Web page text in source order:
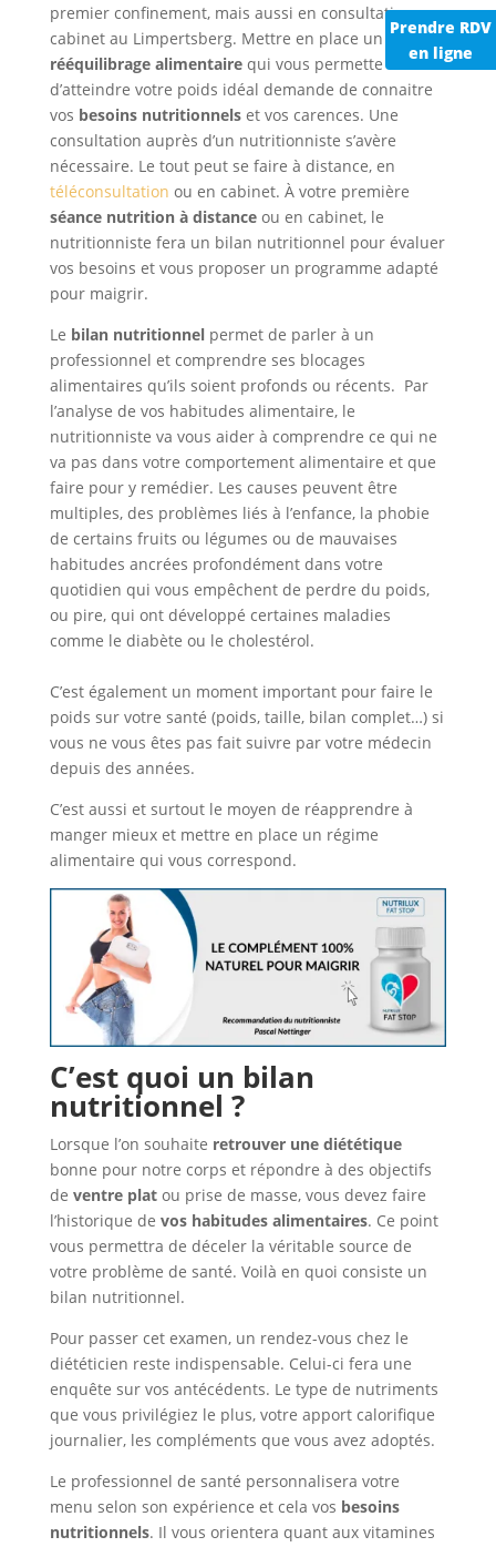
Prendre RDV
en ligne
premier confinement, mais aussi en consultation au
cabinet au Limpertsberg. Mettre en place un
rééquilibrage alimentairequi vous permette
d’atteindre votre poids idéal demande de connaitre
vos besoins nutritionnelset vos carences. Une
consultation auprès d’un nutritionniste s’avère
nécessaire. Le tout peut se faire à distance, en
téléconsultation ou en cabinet. À votre première
séance nutrition à distanceou en cabinet, le
nutritionniste fera un bilan nutritionnel pour évaluer
vos besoins et vous proposer un programme adapté
pour maigrir.
Le bilan nutritionnelpermet de parler à un
professionnel et comprendre ses blocages
alimentaires qu’ils soient profonds ou récents. Par
l’analyse de vos habitudes alimentaire, le
nutritionniste va vous aider à comprendre ce qui ne
va pas dans votre comportement alimentaire et que
faire pour y remédier. Les causes peuvent être
multiples, des problèmes liés à l’enfance, la phobie
de certains fruits ou légumes ou de mauvaises
habitudes ancrées profondément dans votre
quotidien qui vous empêchent de perdre du poids,
ou pire, qui ont développé certaines maladies
comme le diabète ou le cholestérol.
C’est également un moment important pour faire le
poids sur votre santé (poids, taille, bilan complet…) si
vous ne vous êtes pas fait suivre par votre médecin
depuis des années.
C’est aussi et surtout le moyen de réapprendre à
manger mieux et mettre en place un régime
alimentaire qui vous correspond.
C’est quoi un bilan
nutritionnel ?
Lorsque l’on souhaite retrouver une diététique
bonne pour notre corps et répondre à des objectifs
de ventre platou prise de masse, vous devez faire
l’historique de vos habitudes alimentaires. Ce point
vous permettra de déceler la véritable source de
votre problème de santé. Voilà en quoi consiste un
bilan nutritionnel.
Pour passer cet examen, un rendez-vous chez le
diététicien reste indispensable. Celui-ci fera une
enquête sur vos antécédents. Le type de nutriments
que vous privilégiez le plus, votre apport calorifique
journalier, les compléments que vous avez adoptés.
Le professionnel de santé personnalisera votre
menu selon son expérience et cela vos besoins
nutritionnels. Il vous orientera quant aux vitamines